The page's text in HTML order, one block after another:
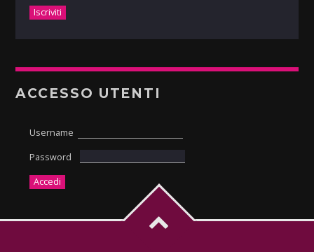
ACCESSO UTENTI
Username
Password